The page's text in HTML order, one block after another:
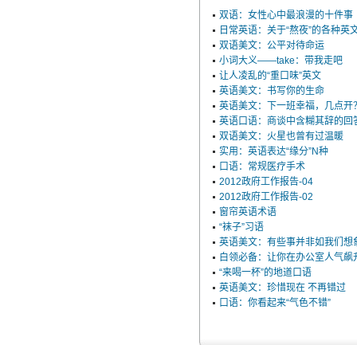
双语：女性心中最浪漫的十件事
日常英语：关于“熬夜”的各种英
双语美文：公平对待命运
小词大义——take：带我走吧
让人凌乱的“重口味”英文
英语美文：书写你的生命
英语美文：下一班幸福，几点开
英语口语：商谈中含糊其辞的回
双语美文：火星也曾有过温暖
实用：英语表达“缘分”N种
口语：常规医疗手术
2012政府工作报告-04
2012政府工作报告-02
窗帘英语术语
“袜子”习语
英语美文：有些事并非如我们想
白领必备：让你在办公室人气飙
“来喝一杯”的地道口语
英语美文：珍惜现在 不再错过
口语：你看起来“气色不错”